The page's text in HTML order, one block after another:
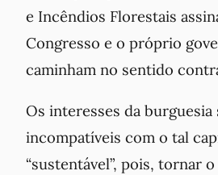
e Incêndios Florestais
Congresso e o próprio
caminham no sentido
Os interesses da burguesia
incompatíveis com o tal
“sustentável”, pois, tornar